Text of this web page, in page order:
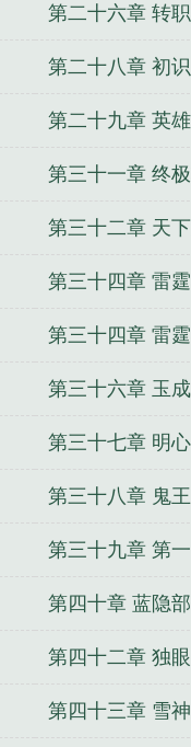
第二十六章 转
下
第二十八章 初
第二十九章 英
第三十一章 终
第三十二章 天
第三十四章 雷
第三十四章 雷
第三十六章 玉
第三十七章 明
三
第三十八章 鬼
第三十九章 第
一
第四十章 蓝隐
第四十二章 独
第四十三章 雪